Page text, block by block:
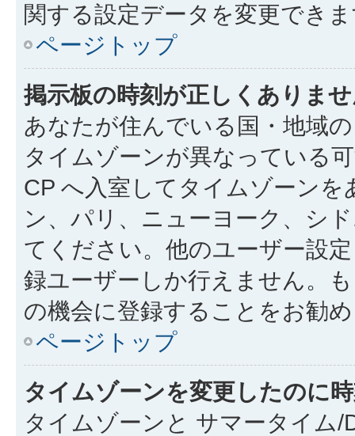
関する設定データを変更でき
ページトップ
掲示板の時刻が正しくありま
あなたが住んでいる国・地域
タイムゾーンが異なっている
CP へ入室してタイムゾーン
ン、パリ、ニューヨーク、シ
てください。他のユーザー設
録ユーザーしか行えません。
の機会に登録することをお勧
ページトップ
タイムゾーンを変更したのに
タイムゾーンと サマータイム